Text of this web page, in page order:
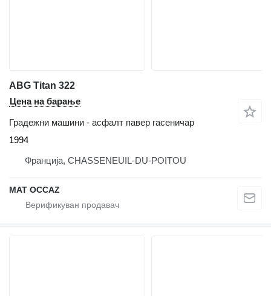
ABG Titan 322
Цена на барање
Градежни машини - асфалт павер гасеничар
1994
Франција, CHASSENEUIL-DU-POITOU
MAT OCCAZ